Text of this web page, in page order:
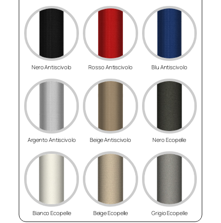
Nero Antiscivolo Rosso Antiscivolo Blu Antiscivolo
Argento Antiscivolo Beige Antiscivolo Nero Ecopelle
Bianco Ecopelle Beige Ecopelle Grigio Ecopelle